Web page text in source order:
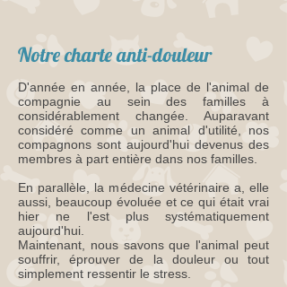
Notre charte anti-douleur
D'année en année, la place de l'animal de
compagnie au sein des familles à
considérablement changée. Auparavant
considéré comme un animal d'utilité, nos
compagnons sont aujourd'hui devenus des
membres à part entière dans nos familles.
En parallèle, la médecine vétérinaire a, elle
aussi, beaucoup évoluée et ce qui était vrai
hier ne l'est plus systématiquement
aujourd'hui.
Maintenant, nous savons que l'animal peut
souffrir, éprouver de la douleur ou tout
simplement ressentir le stress.